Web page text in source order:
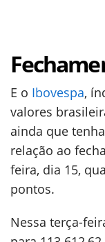
E o Ibovespa,
valores
ainda que
relação ao
feira, dia 15,
pontos.
Nessa terça-